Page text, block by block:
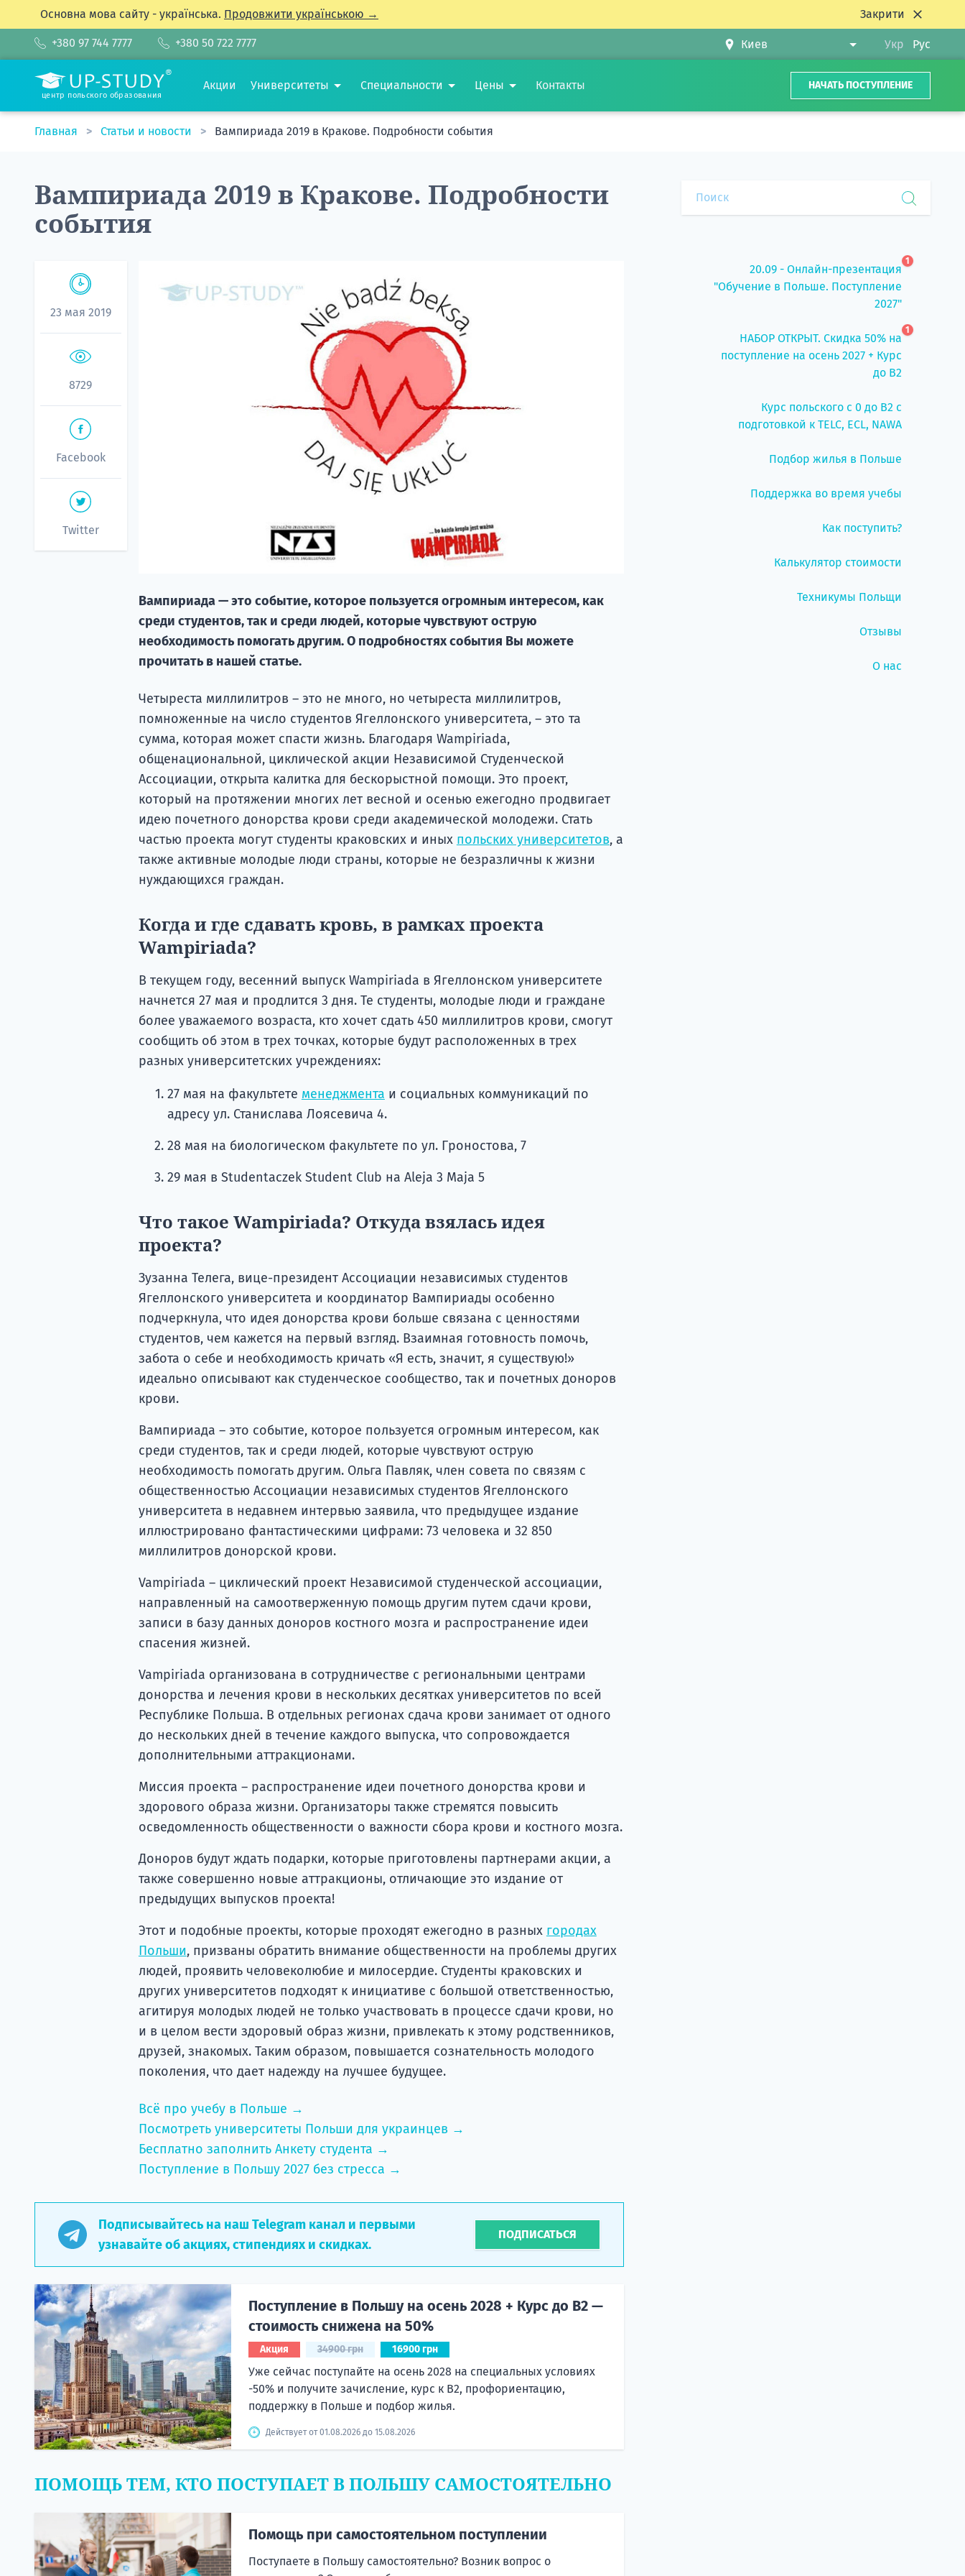
Основна мова сайту - українська. Продовжити українською → Закрити
+380 97 744 7777 +380 50 722 7777 Укр Рус
центр польского образования
Акции Университеты Специальности Цены Контакты НАЧАТЬ ПОСТУПЛЕНИЕ
Главная Статьи и новости Вампириада 2019 в Кракове. Подробности события
Вампириада 2019 в Кракове. Подробности
события
23 мая 2019
8729
Facebook
Twitter
Вампириада — это событие, которое пользуется огромным интересом, как
среди студентов, так и среди людей, которые чувствуют острую
необходимость помогать другим. О подробностях события Вы можете
прочитать в нашей статье.
Четыреста миллилитров – это не много, но четыреста миллилитров,
помноженные на число студентов Ягеллонского университета, – это та
сумма, которая может спасти жизнь. Благодаря Wampiriada,
общенациональной, циклической акции Независимой Студенческой
Ассоциации, открыта калитка для бескорыстной помощи. Это проект,
который на протяжении многих лет весной и осенью ежегодно продвигает
идею почетного донорства крови среди академической молодежи. Стать
частью проекта могут студенты краковских и иных польских университетов, а
также активные молодые люди страны, которые не безразличны к жизни
нуждающихся граждан.
Когда и где сдавать кровь, в рамках проекта
Wampiriada?
В текущем году, весенний выпуск Wampiriada в Ягеллонском университете
начнется 27 мая и продлится 3 дня. Те студенты, молодые люди и граждане
более уважаемого возраста, кто хочет сдать 450 миллилитров крови, смогут
сообщить об этом в трех точках, которые будут расположенных в трех
разных университетских учреждениях:
27 мая на факультете менеджмента и социальных коммуникаций по
адресу ул. Станислава Лоясевича 4.
28 мая на биологическом факультете по ул. Гроностова, 7
29 мая в Studentaczek Student Club на Aleja 3 Maja 5
Что такое Wampiriada? Откуда взялась идея
проекта?
Зузанна Телега, вице-президент Ассоциации независимых студентов
Ягеллонского университета и координатор Вампириады особенно
подчеркнула, что идея донорства крови больше связана с ценностями
студентов, чем кажется на первый взгляд. Взаимная готовность помочь,
забота о себе и необходимость кричать «Я есть, значит, я существую!»
идеально описывают как студенческое сообщество, так и почетных доноров
крови.
Вампириада – это событие, которое пользуется огромным интересом, как
среди студентов, так и среди людей, которые чувствуют острую
необходимость помогать другим. Ольга Павляк, член совета по связям с
общественностью Ассоциации независимых студентов Ягеллонского
университета в недавнем интервью заявила, что предыдущее издание
иллюстрировано фантастическими цифрами: 73 человека и 32 850
миллилитров донорской крови.
Vampiriada – циклический проект Независимой студенческой ассоциации,
направленный на самоотверженную помощь другим путем сдачи крови,
записи в базу данных доноров костного мозга и распространение идеи
спасения жизней.
Vampiriada организована в сотрудничестве с региональными центрами
донорства и лечения крови в нескольких десятках университетов по всей
Республике Польша. В отдельных регионах сдача крови занимает от одного
до нескольких дней в течение каждого выпуска, что сопровождается
дополнительными аттракционами.
Миссия проекта – распространение идеи почетного донорства крови и
здорового образа жизни. Организаторы также стремятся повысить
осведомленность общественности о важности сбора крови и костного мозга.
Доноров будут ждать подарки, которые приготовлены партнерами акции, а
также совершенно новые аттракционы, отличающие это издание от
предыдущих выпусков проекта!
Этот и подобные проекты, которые проходят ежегодно в разных городах
Польши, призваны обратить внимание общественности на проблемы других
людей, проявить человеколюбие и милосердие. Студенты краковских и
других университетов подходят к инициативе с большой ответственностью,
агитируя молодых людей не только участвовать в процессе сдачи крови, но
и в целом вести здоровый образ жизни, привлекать к этому родственников,
друзей, знакомых. Таким образом, повышается сознательность молодого
поколения, что дает надежду на лучшее будущее.
Всё про учебу в Польше →
Посмотреть университеты Польши для украинцев →
Бесплатно заполнить Анкету студента →
Поступление в Польшу 2027 без стресса →
Подписывайтесь на наш Telegram канал и первыми
узнавайте об акциях, стипендиях и скидках.
ПОДПИСАТЬСЯ
Поступление в Польшу на осень 2028 + Курс до B2 —
стоимость снижена на 50%
Акция 34900 грн 16900 грн
Уже сейчас поступайте на осень 2028 на специальных условиях
-50% и получите зачисление, курс к B2, профориентацию,
поддержку в Польше и подбор жилья.
Действует от 01.08.2026 до 15.08.2026
ПОМОЩЬ ТЕМ, КТО ПОСТУПАЕТ В ПОЛЬШУ САМОСТОЯТЕЛЬНО
Помощь при самостоятельном поступлении
Поступаете в Польшу самостоятельно? Возник вопрос о
20.09 - Онлайн-презентация
"Обучение в Польше. Поступление
2027"
1
НАБОР ОТКРЫТ. Скидка 50% на
поступление на осень 2027 + Курс
до B2
1
Курс польского с 0 до B2 с
подготовкой к TELC, ECL, NAWA
Подбор жилья в Польше
Поддержка во время учебы
Как поступить?
Калькулятор стоимости
Техникумы Польщи
Отзывы
О нас